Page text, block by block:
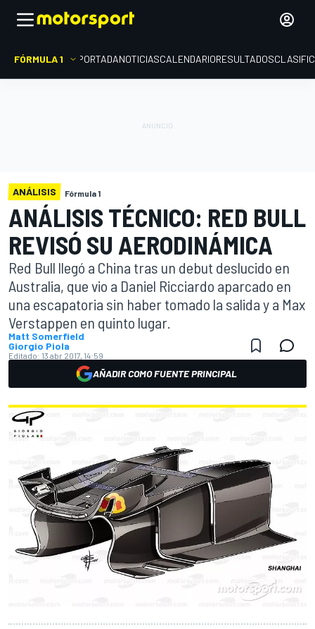
FÓRMULA 1 PORTADANOTICIASCALENDARIORESULTADOS
ANÁLISIS Fórmula 1
ANÁLISIS TÉCNICO: RED BULL
REVISÓ SU AERODINÁMICA
Red Bull llegó a China tras un debut deslucido en
Australia, que vio a Daniel Ricciardo aparcado en
una escapatoria sin haber tomado la salida y a Max
Verstappen en quinto lugar.
Matt Somerfield
Giorgio Piola
Editado: 13 abr 2017, 14:59
AÑADIR COMO FUENTE PRINCIPAL